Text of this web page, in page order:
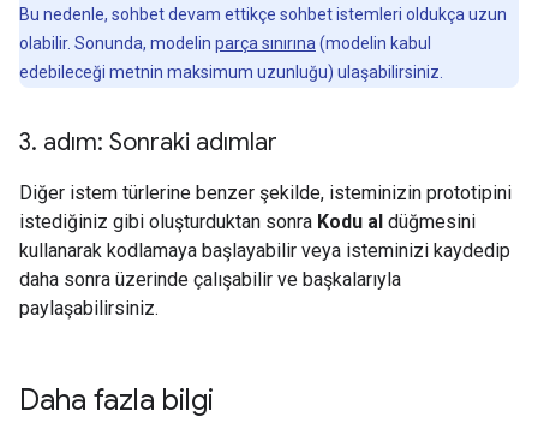
Bu nedenle, sohbet devam ettikçe sohbet istemleri oldukça uzun
olabilir. Sonunda, modelin parça sınırına (modelin kabul
edebileceği metnin maksimum uzunluğu) ulaşabilirsiniz.
3. adım: Sonraki adımlar
Diğer istem türlerine benzer şekilde, isteminizin prototipini
istediğiniz gibi oluşturduktan sonra Kodu al düğmesini
kullanarak kodlamaya başlayabilir veya isteminizi kaydedip
daha sonra üzerinde çalışabilir ve başkalarıyla
paylaşabilirsiniz.
Daha fazla bilgi